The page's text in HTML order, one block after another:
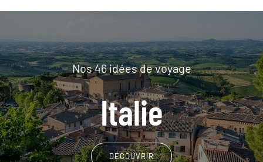
Nos 46 idées de voyage
Italie
DÉCOUVRIR